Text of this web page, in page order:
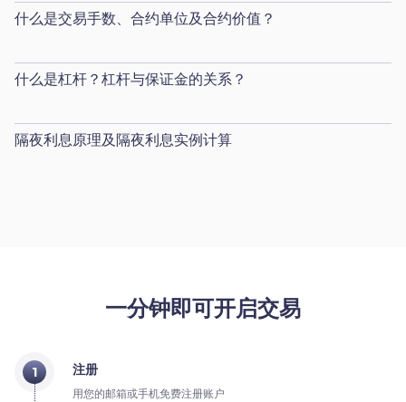
什么是交易手数、合约单位及合约价值？
什么是杠杆？杠杆与保证金的关系？
隔夜利息原理及隔夜利息实例计算
一分钟即可开启交易
1 注册
用您的邮箱或手机免费注册账户